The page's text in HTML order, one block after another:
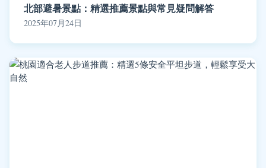
北部避暑景點：精選推薦景點與常見疑問解答
2025年07月24日